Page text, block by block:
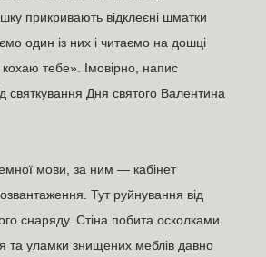
прикривають відклеєні шматки
один із них і читаємо на дошці
тебе». Імовірно, напис
святкування Дня святого Валентина
мови, за ним — кабінет
Тут руйнування від
снаряду. Стіна побита осколками.
та уламки знищених меблів давно